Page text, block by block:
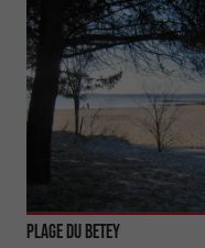
Plage du Betey